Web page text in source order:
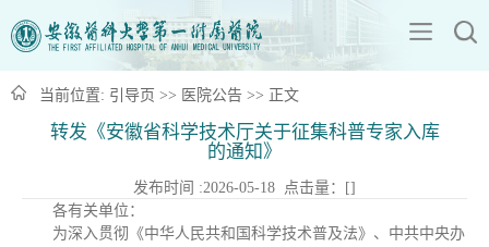
当前位置: 引导页 >> 医院公告 >> 正文
转发《安徽省科学技术厅关于征集科普专家入库
的通知》
发布时间 :2026-05-18 点击量：[]
各有关单位：
为深入贯彻《中华人民共和国科学技术普及法》、中共中央办